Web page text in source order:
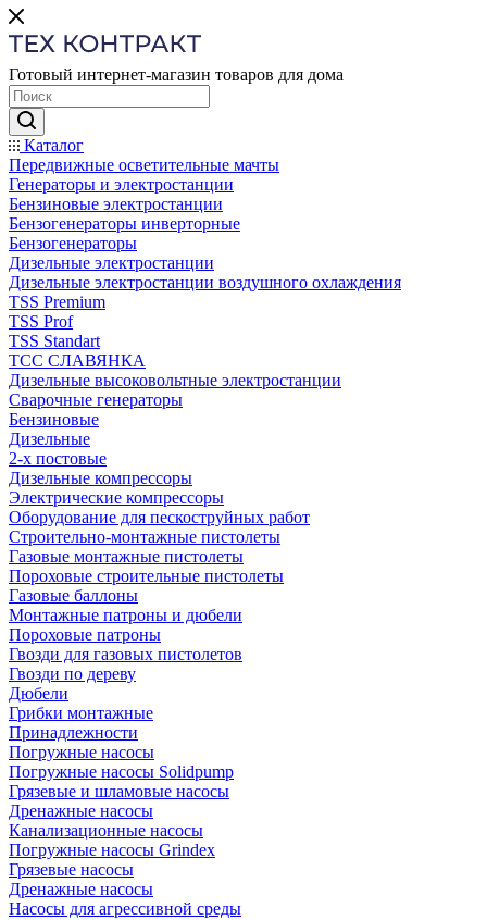
Готовый интернет-магазин товаров для дома
Каталог
Передвижные осветительные мачты
Генераторы и электростанции
Бензиновые электростанции
Бензогенераторы инверторные
Бензогенераторы
Дизельные электростанции
Дизельные электростанции воздушного охлаждения
TSS Premium
TSS Prof
TSS Standart
ТСС СЛАВЯНКА
Дизельные высоковольтные электростанции
Сварочные генераторы
Бензиновые
Дизельные
2-х постовые
Дизельные компрессоры
Электрические компрессоры
Оборудование для пескоструйных работ
Строительно-монтажные пистолеты
Газовые монтажные пистолеты
Пороховые строительные пистолеты
Газовые баллоны
Монтажные патроны и дюбели
Пороховые патроны
Гвозди для газовых пистолетов
Гвозди по дереву
Дюбели
Грибки монтажные
Принадлежности
Погружные насосы
Погружные насосы Solidpump
Грязевые и шламовые насосы
Дренажные насосы
Канализационные насосы
Погружные насосы Grindex
Грязевые насосы
Дренажные насосы
Насосы для агрессивной среды